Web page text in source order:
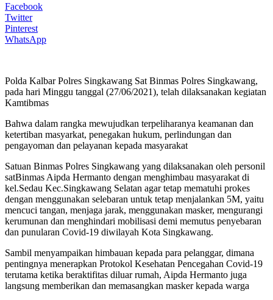
Facebook
Twitter
Pinterest
WhatsApp
Polda Kalbar Polres Singkawang Sat Binmas Polres Singkawang,
pada hari Minggu tanggal (27/06/2021), telah dilaksanakan kegiatan
Kamtibmas
Bahwa dalam rangka mewujudkan terpeliharanya keamanan dan
ketertiban masyarkat, penegakan hukum, perlindungan dan
pengayoman dan pelayanan kepada masyarakat
Satuan Binmas Polres Singkawang yang dilaksanakan oleh personil
satBinmas Aipda Hermanto dengan menghimbau masyarakat di
kel.Sedau Kec.Singkawang Selatan agar tetap mematuhi prokes
dengan menggunakan selebaran untuk tetap menjalankan 5M, yaitu
mencuci tangan, menjaga jarak, menggunakan masker, mengurangi
kerumunan dan menghindari mobilisasi demi memutus penyebaran
dan punularan Covid-19 diwilayah Kota Singkawang.
Sambil menyampaikan himbauan kepada para pelanggar, dimana
pentingnya menerapkan Protokol Kesehatan Pencegahan Covid-19
terutama ketika beraktifitas diluar rumah, Aipda Hermanto juga
langsung memberikan dan memasangkan masker kepada warga